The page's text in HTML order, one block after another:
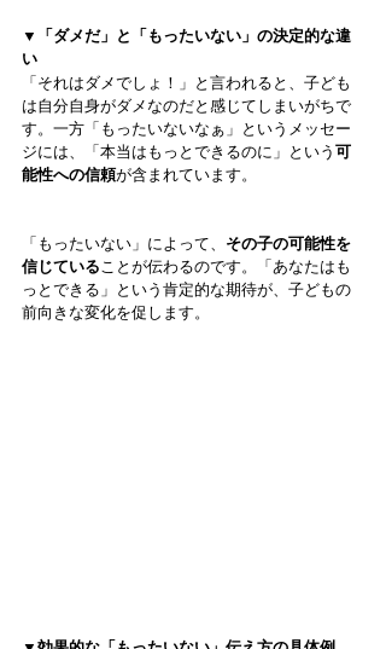
▼「ダメだ」と「もったいない」の決定的な違
い
「それはダメでしょ！」と言われると、子ども
は自分自身がダメなのだと感じてしまいがちで
す。一方「もったいないなぁ」というメッセー
ジには、「本当はもっとできるのに」という 可
能性への信頼が含まれています。
「もったいない」によって、 その子の可能性を
信じていることが伝わるのです。「あなたはも
っとできる」という肯定的な期待が、子どもの
前向きな変化を促します。